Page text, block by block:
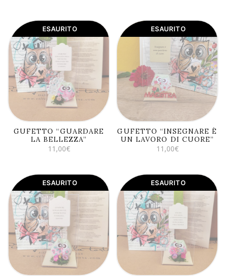
ESAURITO
LEGGI TUTTO
GUFETTO “GUARDARE
LA BELLEZZA”
11,00€
ESAURITO
LEGGI TUTTO
GUFETTO “INSEGNARE È
UN LAVORO DI CUORE”
11,00€
ESAURITO
LEGGI TUTTO
ESAURITO
LEGGI TUTTO